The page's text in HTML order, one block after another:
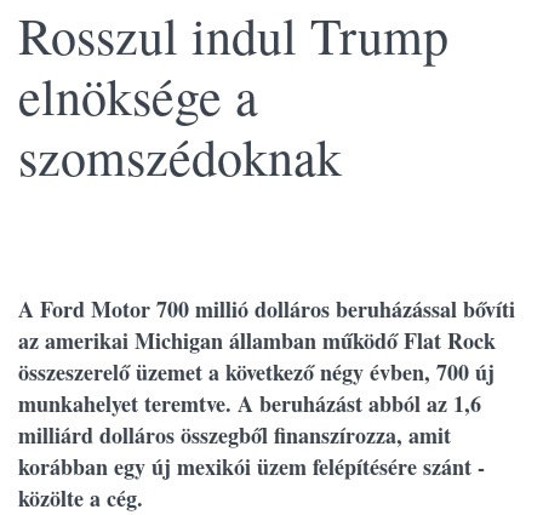
Rosszul indul Trump
elnöksége a
szomszédoknak
A Ford Motor 700 millió dolláros beruházással bővíti
az amerikai Michigan államban működő Flat Rock
összeszerelő üzemet a következő négy évben, 700 új
munkahelyet teremtve. A beruházást abból az 1,6
milliárd dolláros összegből finanszírozza, amit
korábban egy új mexikói üzem felépítésére szánt -
közölte a cég.